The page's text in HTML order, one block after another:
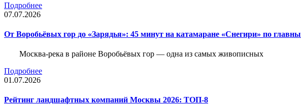
Подробнее
07.07.2026
От Воробьёвых гор до «Зарядья»: 45 минут на катамаране «Снегири» по
Москва-река в районе Воробьёвых гор — одна из самых живописных
Подробнее
01.07.2026
Рейтинг ландшафтных компаний Москвы 2026: ТОП-8